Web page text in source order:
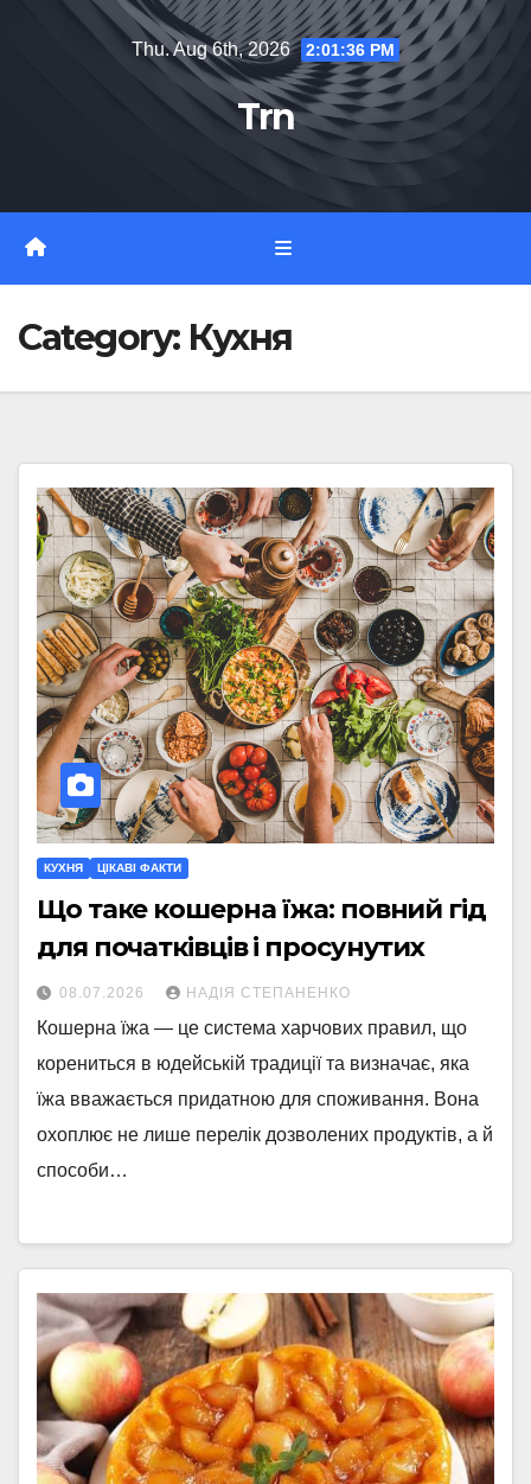
Thu. Aug 6th, 2026 2:01:37 PM
Trn
Category: Кухня
КУХНЯ ЦІКАВІ ФАКТИ
Що таке кошерна їжа: повний гід
для початківців і просунутих
08.07.2026 НАДІЯ СТЕПАНЕНКО
Кошерна їжа — це система харчових правил, що
корениться в юдейській традиції та визначає, яка
їжа вважається придатною для споживання. Вона
охоплює не лише перелік дозволених продуктів, а й
способи…